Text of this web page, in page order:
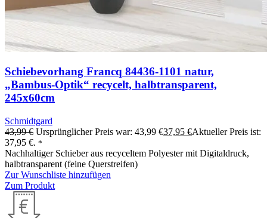
Schiebevorhang Francq 84436-1101 natur,
„Bambus-Optik“ recycelt, halbtransparent,
245x60cm
Schmidtgard
43,99€ Ursprünglicher Preis war: 43,99 €37,95 €Aktueller Preis ist:
37,95 €. *
Nachhaltiger Schieber aus recyceltem Polyester mit Digitaldruck,
halbtransparent (feine Querstreifen)
Zur Wunschliste hinzufügen
Zum Produkt